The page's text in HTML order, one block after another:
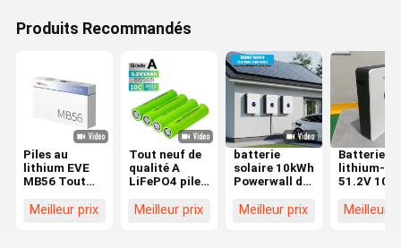
Produits Recommandés
Piles au
lithium EVE
MB56 Tout
qualité A 3.2V
Meilleur prix
Tout neuf de
qualité A
LiFePO4 pile
32140 3.2V
Meilleur prix
batterie
solaire 10kWh
Powerwall de
LiFePO4 pour
Meilleur prix
Batterie au
lithium-
51.2V
Batterie au
Meilleur